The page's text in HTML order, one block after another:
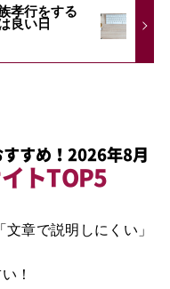
孝行をする
良い日
すめ！2026年8月
トTOP5
章で説明しにくい」
！